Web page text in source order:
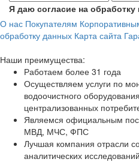
Я даю согласие на
О нас Покупателям
обработку данных Карта сайта
Наши преимущества:
Работаем более 31 года
Осуществляем услуги по
водоочистного
централизованных
Являемся официальным
МВД, МЧС, ФПС
Лучшая компания отрасли
аналитических исследований